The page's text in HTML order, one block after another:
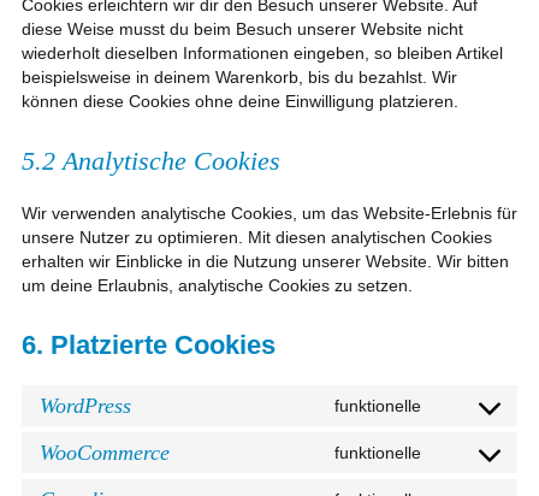
Cookies erleichtern wir dir den Besuch unserer Website. Auf
diese Weise musst du beim Besuch unserer Website nicht
wiederholt dieselben Informationen eingeben, so bleiben Artikel
beispielsweise in deinem Warenkorb, bis du bezahlst. Wir
können diese Cookies ohne deine Einwilligung platzieren.
5.2 Analytische Cookies
Wir verwenden analytische Cookies, um das Website-Erlebnis für
unsere Nutzer zu optimieren. Mit diesen analytischen Cookies
erhalten wir Einblicke in die Nutzung unserer Website. Wir bitten
um deine Erlaubnis, analytische Cookies zu setzen.
6. Platzierte Cookies
WordPress funktionelle
Consent
service
WooCommerce funktionelle
Consent